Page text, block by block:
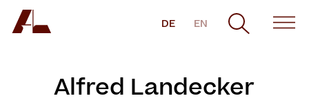
DE EN
Alfred Landecker